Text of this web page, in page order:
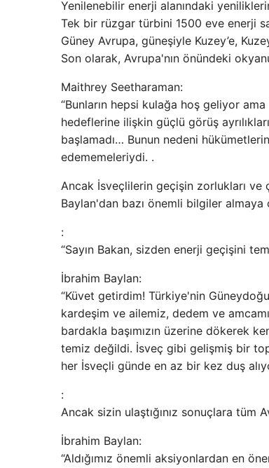
Yenilenebilir enerji alanındaki
Tek bir rüzgar türbini 1500 eve enerji
Güney Avrupa, güneşiyle Kuzey’e,
Son olarak, Avrupa'nın önündeki
Maithrey Seetharaman:
“Bunların hepsi kulağa hoş geliyor
hedeflerine ilişkin güçlü görüş
başlamadı… Bunun nedeni
edememeleriydi. .
Ancak İsveçlilerin geçişin zorlukları ve
Baylan'dan bazı önemli bilgiler almaya
:
“Sayın Bakan, sizden enerji geçişini
İbrahim Baylan:
“Küvet getirdim! Türkiye'nin
kardeşim ve ailemiz, dedem ve
bardakla başımızın üzerine dökerek
temiz değildi. İsveç gibi gelişmiş bir
her İsveçli günde en az bir kez duş
:
Ancak sizin ulaştığınız sonuçlara tüm
İbrahim Baylan:
“Aldığımız önemli aksiyonlardan en